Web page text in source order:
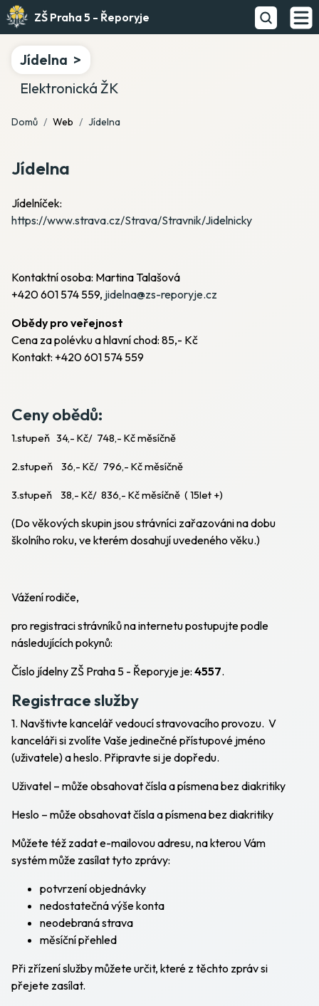
ZŠ Praha 5 - Řeporyje
Jídelna
Elektronická ŽK
Domů Web Jídelna
Jídelna
Jídelníček:
https://www.strava.cz/Strava/Stravnik/Jidelnicky
Kontaktní osoba: Martina Talašová
+420 601 574 559, jidelna@zs-reporyje.cz
Obědy pro veřejnost
Cena za polévku a hlavní chod: 85,- Kč
Kontakt: +420 601 574 559
Ceny obědů:
1.stupeň 34,- Kč/ 748,- Kč měsíčně
2.stupeň 36,- Kč/ 796,- Kč měsíčně
3.stupeň 38,- Kč/ 836,- Kč měsíčně ( 15let +)
(Do věkových skupin jsou strávníci zařazováni na dobu
školního roku, ve kterém dosahují uvedeného věku.)
Vážení rodiče,
pro registraci strávníků na internetu postupujte podle
následujících pokynů:
Číslo jídelny ZŠ Praha 5 - Řeporyje je: 4557.
Registrace služby
1. Navštivte kancelář vedoucí stravovacího provozu. V
kanceláři si zvolíte Vaše jedinečné přístupové jméno
(uživatele) a heslo. Připravte si je dopředu.
Uživatel – může obsahovat čísla a písmena bez diakritiky
Heslo – může obsahovat čísla a písmena bez diakritiky
Můžete též zadat e-mailovou adresu, na kterou Vám
systém může zasílat tyto zprávy:
potvrzení objednávky
nedostatečná výše konta
neodebraná strava
měsíční přehled
Při zřízení služby můžete určit, které z těchto zpráv si
přejete zasílat.